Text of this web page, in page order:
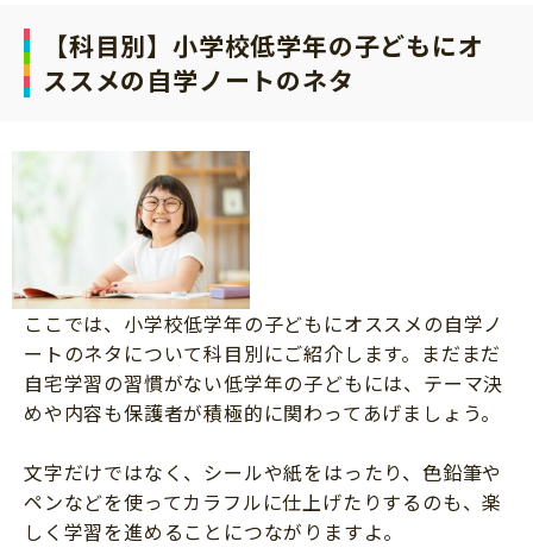
【科目別】小学校低学年の子どもにオ
ススメの自学ノートのネタ
ここでは、小学校低学年の子どもにオススメの自学ノ
ートのネタについて科目別にご紹介します。まだまだ
自宅学習の習慣がない低学年の子どもには、テーマ決
めや内容も保護者が積極的に関わってあげましょう。
文字だけではなく、シールや紙をはったり、色鉛筆や
ペンなどを使ってカラフルに仕上げたりするのも、楽
しく学習を進めることにつながりますよ。